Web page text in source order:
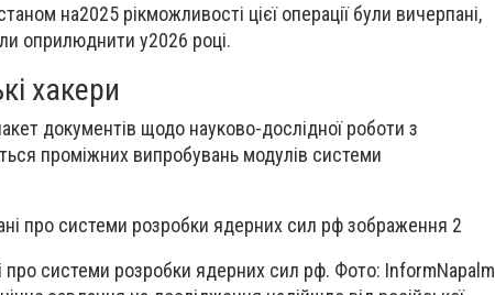
на2025 рікможливості цієї операції були вичерпані,
оприлюднити у2026 році.
хакери
документів щодо науково-дослідної роботи з
проміжних випробувань модулів системи
про системи розробки ядерних сил рф. Фото: InformNapalm